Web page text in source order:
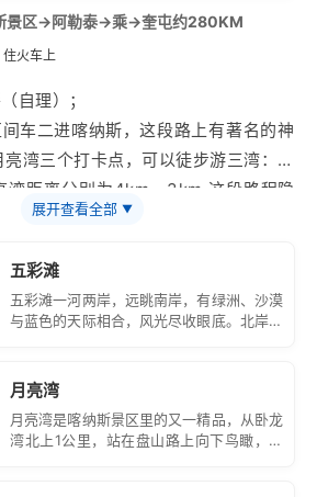
较大，出游时需带夏装+外套长裤5-6
，根据身体状况带厚的服装。
滚动发车，沿途停靠点较多，下客后
时携带好物品。
徒步游玩请勿下木栈道，敬请注意脚
众多(如游船、家访等)，可根据自身
务必遵守司机师傅规定的集合时间。
岛。
景区→阿勒泰→乘→奎屯约280KM
住火车上
自理）；
车二进喀纳斯，这段路上有著名的神
亮湾三个打卡点，可以徒步游三湾：神
湾距离分别为4km、3km,这段路程隐
美景，徒步是探寻它们最好的方式，全
建议从卧龙湾徒步至月亮湾，这一路段
穿梭于林间小道，伴着潺潺流水声，仿
如仙境。
回贾登峪。
旅游车前往阿勒泰。
景区】(门票45元/人，费用已含），
景区-位于
展开查看全部 ▼
五彩滩
五彩滩一河两岸，远眺南岸，有绿洲、沙漠
与蓝色的天际相合，风光尽收眼底。北岸有
神奇，色彩艳丽，“五彩滩”因而得名。
月亮湾
月亮湾是喀纳斯景区里的又一精品，从卧龙
湾北上1公里，站在盘山路上向下鸟瞰，你